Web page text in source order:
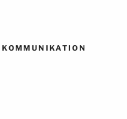
KOMMUNIKATION